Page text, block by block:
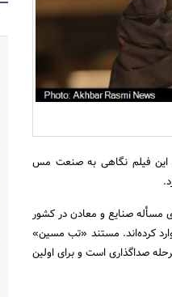
جستجو
این فیلم نگاهی به صنعت مس
صنایع و معادن در کشور
کرده‌اند. مستند «تب مسین»
صداگذاری است و برای اولین